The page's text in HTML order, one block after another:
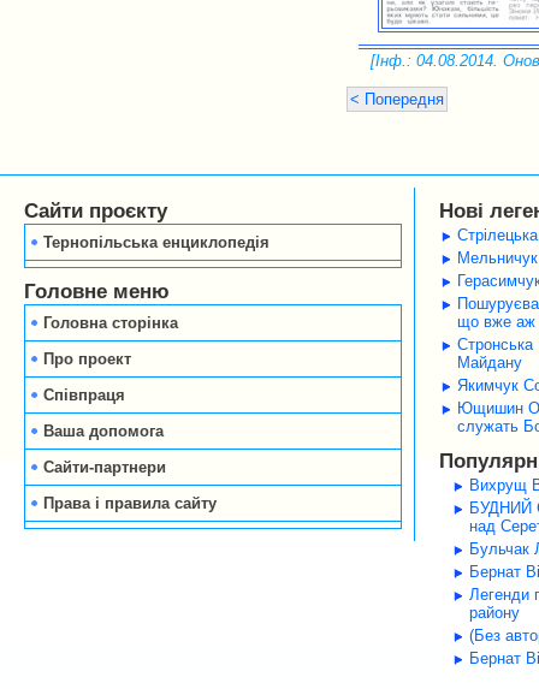
[Інф.: 04.08.2014.
< Попередня
Сайти проєкту
Тернопільська енциклопедія
Головне меню
Головна сторінка
Про проект
Співпраця
Ваша допомога
Сайти-партнери
Права і правила сайту
Нові
Мельничук
що вже аж
Стронська
Майдану
Якимчук
Ющишин
служать
Вихрущ
БУДНИЙ
над
Бульчак
Бернат
Легенди
району
(Без
Бернат